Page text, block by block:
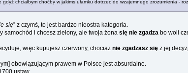
chciałbym choćby w jakimś ułamku dotrzeć do wzajemnego zrozumienia -
się” z czymś, to jest bardzo nieostra kategoria.
samochód i chcesz zielony, ale twoja żona się nie zgadza bo woli
więc kupujesz czerwony, chociaż nie zgadzasz sięz jej
obowiązującym prawem w Polsce jest absurdalne.
ustaw.